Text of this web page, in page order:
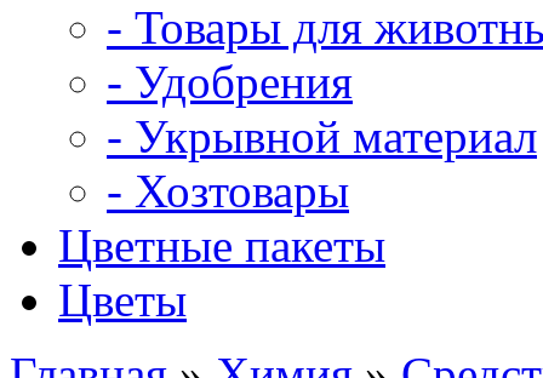
- Товары для
- Удобрения
- Укрывной материал
- Хозтовары
Цветные пакеты
Цветы